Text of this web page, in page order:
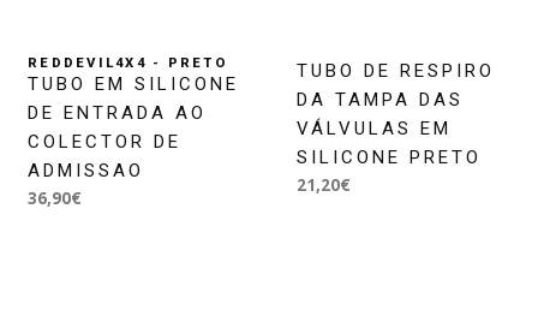
REDDEVIL4X4 - PRETO
TUBO EM SILICONE
DE ENTRADA AO
COLECTOR DE
ADMISSAO
36,90€
TUBO DE RESPIRO
DA TAMPA DAS
VÁLVULAS EM
SILICONE PRETO
21,20€